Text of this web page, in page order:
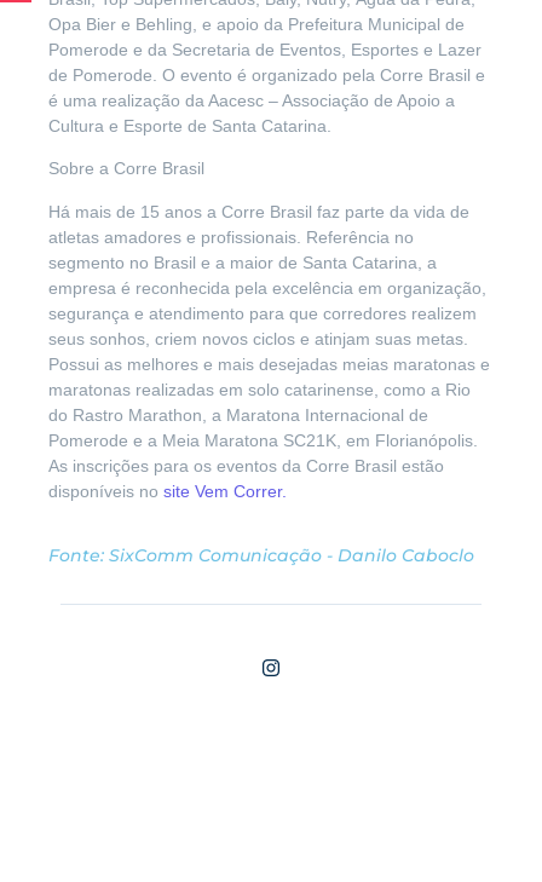
Opa Bier e Behling, e apoio da Prefeitura Municipal de
Pomerode e da Secretaria de Eventos, Esportes e Lazer
de Pomerode. O evento é organizado pela Corre Brasil e
é uma realização da Aacesc – Associação de Apoio a
Cultura e Esporte de Santa Catarina.
Sobre a Corre Brasil
Há mais de 15 anos a Corre Brasil faz parte da vida de
atletas amadores e profissionais. Referência no
segmento no Brasil e a maior de Santa Catarina, a
empresa é reconhecida pela excelência em organização,
segurança e atendimento para que corredores realizem
seus sonhos, criem novos ciclos e atinjam suas metas.
Possui as melhores e mais desejadas meias maratonas e
maratonas realizadas em solo catarinense, como a Rio
do Rastro Marathon, a Maratona Internacional de
Pomerode e a Meia Maratona SC21K, em Florianópolis.
As inscrições para os eventos da Corre Brasil estão
disponíveis no site Vem Correr.
Fonte: SixComm Comunicação - Danilo Caboclo